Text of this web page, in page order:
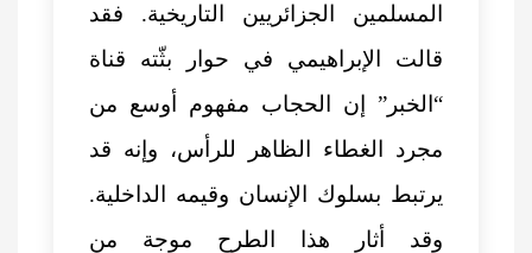
المسلمين الجزائريين التاريخية. فقد
قالت الإبراهيمي في حوار بثّته قناة
“الخبر” إن الحجاب مفهوم أوسع من
مجرد الغطاء الظاهر للرأس، وإنه قد
يرتبط بسلوك الإنسان وقيمه الداخلية.
وقد أثار هذا الطرح موجة من